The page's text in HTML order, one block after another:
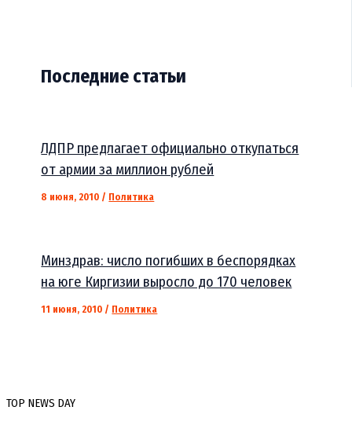
Последние статьи
ЛДПР предлагает официально откупаться
от армии за миллион рублей
8 июня, 2010 / Политика
Минздрав: число погибших в беспорядках
на юге Киргизии выросло до 170 человек
11 июня, 2010 / Политика
TOP NEWS DAY